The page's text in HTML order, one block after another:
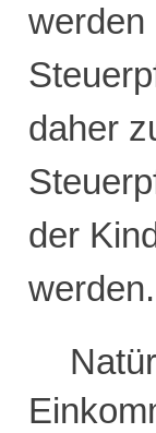
werden
daher
der
werden.